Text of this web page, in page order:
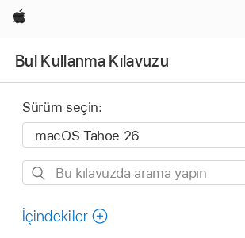
wzlhp
Bul Kullanma Kılavuzu
Sürüm seçin:
Bu
arama
İçindekiler